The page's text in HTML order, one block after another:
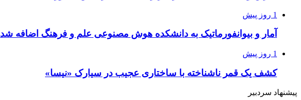
1 روز پیش
آمار و بیوانفورماتیک به دانشکده هوش مصنوعی علم و فرهنگ اضافه شد
1 روز پیش
کشف یک قمر ناشناخته با ساختاری عجیب در سیارک «نیسا»
پیشنهاد سردبیر